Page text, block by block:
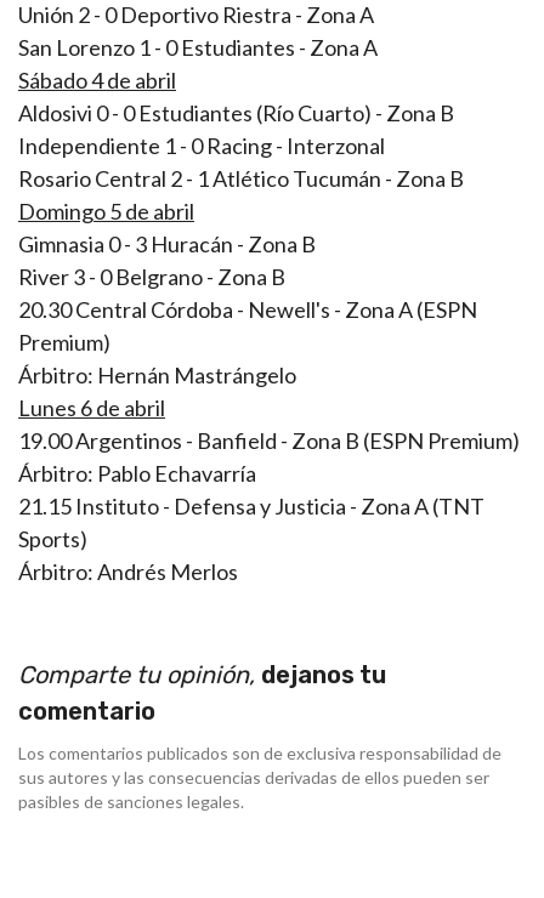
Unión 2 - 0 Deportivo Riestra - Zona A
San Lorenzo 1 - 0 Estudiantes - Zona A
Sábado 4 de abril
Aldosivi 0 - 0 Estudiantes (Río Cuarto) - Zona B
Independiente 1 - 0 Racing - Interzonal
Rosario Central 2 - 1 Atlético Tucumán - Zona B
Domingo 5 de abril
Gimnasia 0 - 3 Huracán - Zona B
River 3 - 0 Belgrano - Zona B
20.30 Central Córdoba - Newell's - Zona A (ESPN
Premium)
Árbitro: Hernán Mastrángelo
Lunes 6 de abril
19.00 Argentinos - Banfield - Zona B (ESPN Premium)
Árbitro: Pablo Echavarría
21.15 Instituto - Defensa y Justicia - Zona A (TNT
Sports)
Árbitro: Andrés Merlos
Comparte tu opinión, dejanos tu
comentario
Los comentarios publicados son de exclusiva responsabilidad de
sus autores y las consecuencias derivadas de ellos pueden ser
pasibles de sanciones legales.